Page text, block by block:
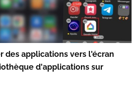
des applications vers l'écran
d'applications sur